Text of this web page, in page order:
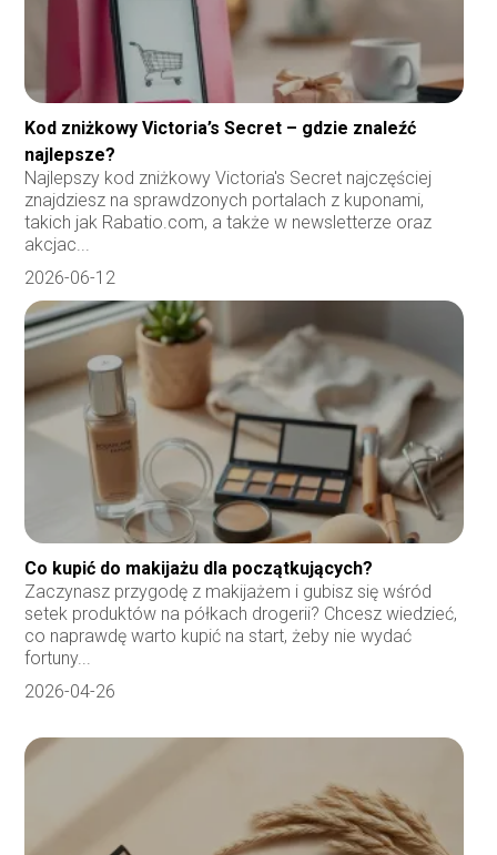
Kod zniżkowy Victoria’s Secret – gdzie znaleźć
najlepsze?
Najlepszy kod zniżkowy Victoria's Secret najczęściej
znajdziesz na sprawdzonych portalach z kuponami,
takich jak Rabatio.com, a także w newsletterze oraz
akcjac...
2026-06-12
Co kupić do makijażu dla początkujących?
Zaczynasz przygodę z makijażem i gubisz się wśród
setek produktów na półkach drogerii? Chcesz wiedzieć,
co naprawdę warto kupić na start, żeby nie wydać
fortuny...
2026-04-26